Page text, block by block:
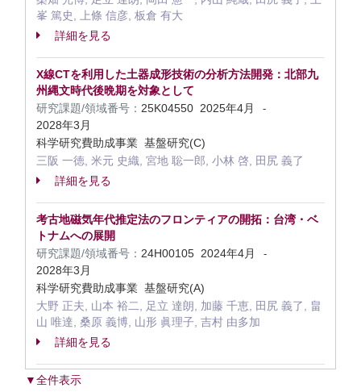
峯 篤史, 上條 信彦, 板倉 有大
詳細を見る
X線CTを利用した土器成形技術の分析方法開発：北部九
州縄文時代後晩期を対象として
研究課題/領域番号： 25K04550 2025年4月 -
2028年3月
科学研究費助成事業 基盤研究(C)
三阪 一徳, 米元 史織, 宮地 聡一郎, 小林 啓, 田尻 義了
詳細を見る
考古地磁気年代推定法のフロンティアの開拓：台湾・ベ
トナムへの展開
研究課題/領域番号： 24H00105 2024年4月 -
2028年3月
科学研究費助成事業 基盤研究(A)
大野 正夫, 山本 裕二, 足立 達朗, 加藤 千恵, 田尻 義了, 畠
山 唯達, 桑原 義博, 山形 眞理子, 吉村 由多加
詳細を見る
▼全件表示